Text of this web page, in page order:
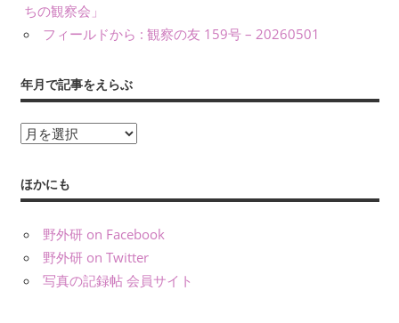
示、
ワ
ク
シ
ョ
ッ
講
（講
義）
な
ちの観察会」
フィールドから : 観察の友 159号 – 20260501
年月で記事をえらぶ
年
で
記
ほかにも
野外研 on Facebook
野外研 on Twitter
写真の記録帖 会員サイト